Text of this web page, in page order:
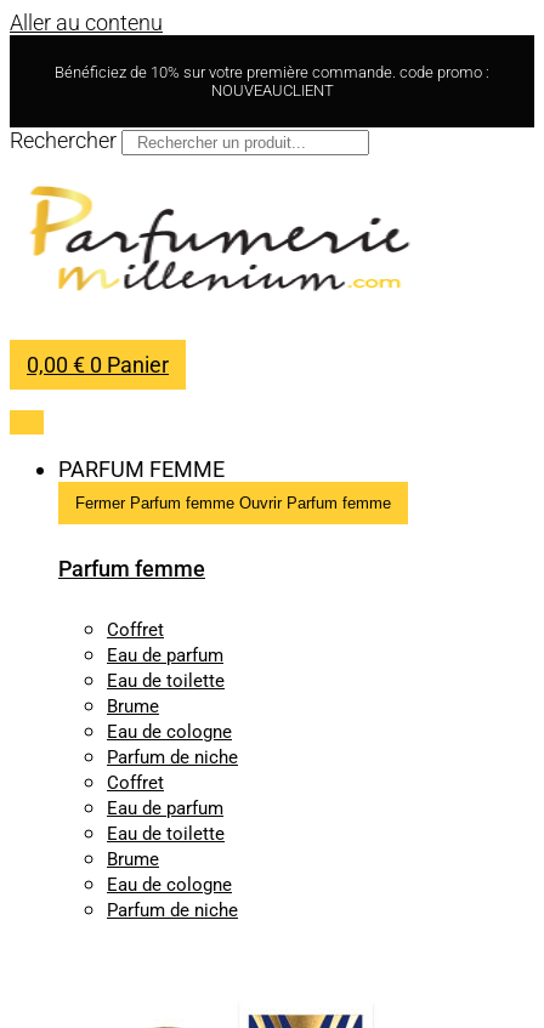
Aller au contenu
Bénéficiez de 10% sur votre première commande. code promo :
NOUVEAUCLIENT
Rechercher
0,00€ 0 Panier
PARFUM FEMME
Fermer Parfum femme Ouvrir Parfum femme
Parfum femme
Coffret
Eau de parfum
Eau de toilette
Brume
Eau de cologne
Parfum de niche
Coffret
Eau de parfum
Eau de toilette
Brume
Eau de cologne
Parfum de niche